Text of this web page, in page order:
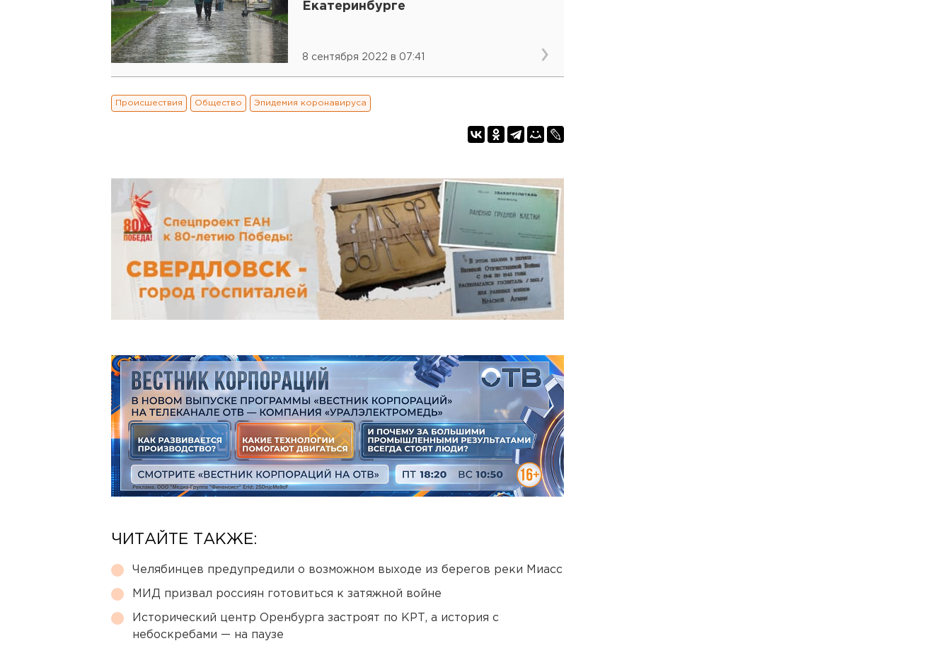
Екатеринбурге
8 сентября 2022 в 07:41
Происшествия Общество Эпидемия коронавируса
ЧИТАЙТЕ ТАКЖЕ:
Челябинцев предупредили о возможном выходе из берегов реки Миасс
МИД призвал россиян готовиться к затяжной войне
Исторический центр Оренбурга застроят по КРТ, а история с
небоскребами — на паузе